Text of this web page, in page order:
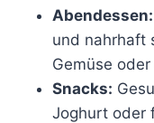
Abendessen:
und nahrhaft
Gemüse
Snacks:
Joghurt oder